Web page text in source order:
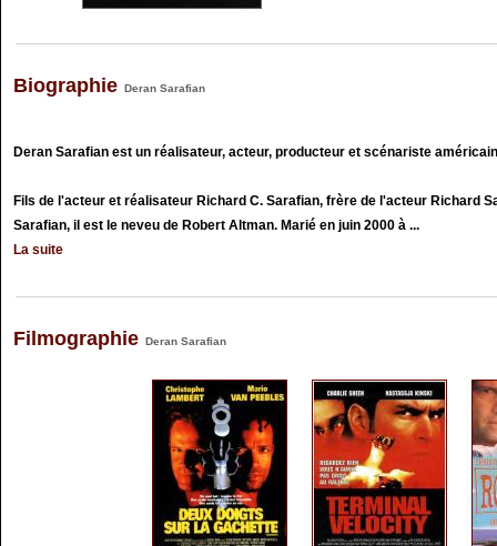
Biographie Deran Sarafian
Deran Sarafian est un réalisateur, acteur, producteur et scénariste
Fils de l'acteur et réalisateur Richard C. Sarafian, frère de l'acteur Richard
Sarafian, il est le neveu de Robert Altman. Marié en juin 2000 à ...
La suite
Filmographie Deran Sarafian